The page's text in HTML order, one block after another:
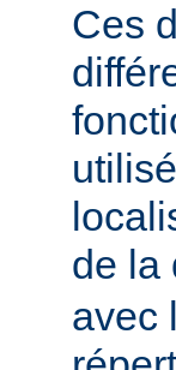
Ces
de la
avec